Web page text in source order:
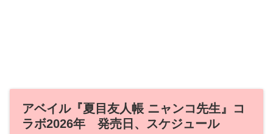
アベイル『夏目友人帳 ニャンコ先生』コ
ラボ2026年 発売日、スケジュール